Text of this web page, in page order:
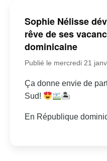
Sophie Nélisse
rêve de ses
dominicaine
Publié le mercredi 21
Ça donne envie de
Sud!
🏝
En République